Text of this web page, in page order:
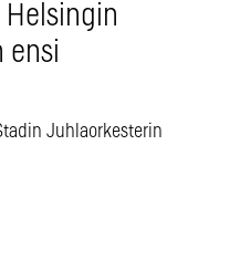
ensi
Juhlaorkesterin